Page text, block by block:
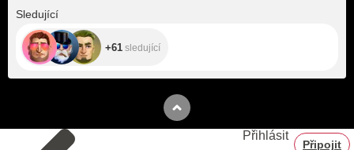
Sledující
+61 sledující
Přihlásit
Připojit